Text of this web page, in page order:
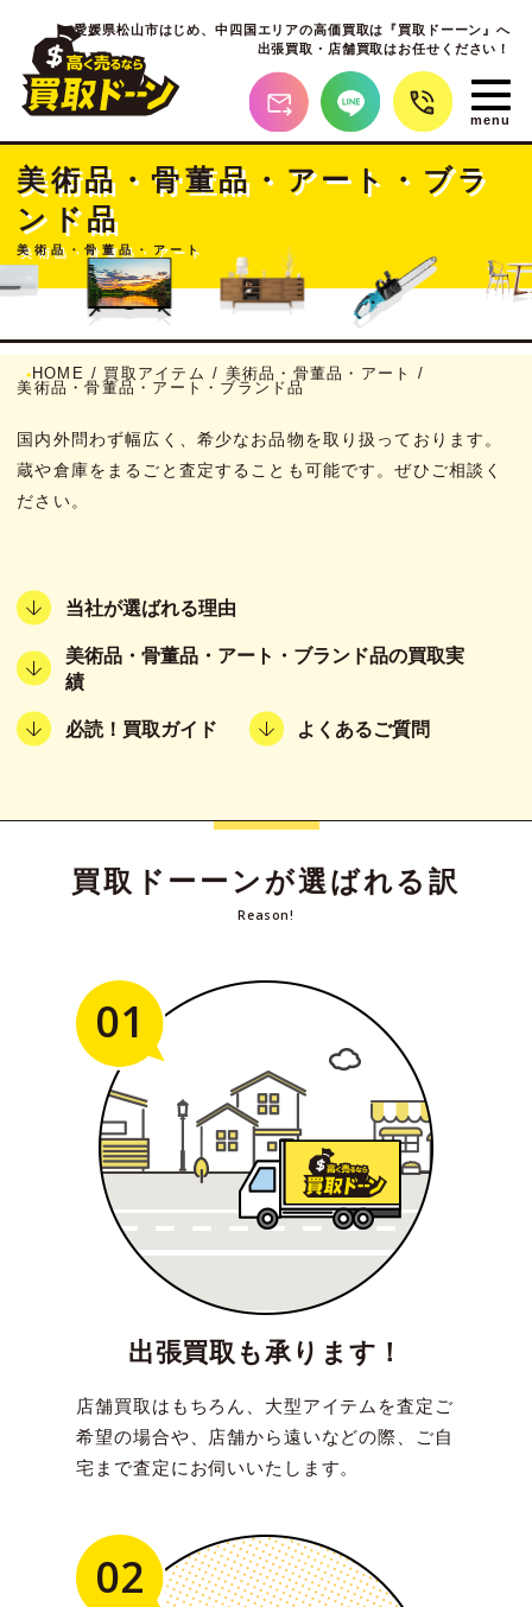
愛媛県松山市はじめ、中四国エリアの高価買取は『買取ドーーン』へ
出張買取・店舗買取はお任せください！
美術品・骨董品・アート・ブラ
ンド品
美術品・骨董品・アート
HOME / 買取アイテム / 美術品・骨董品・アート
/
美術品・骨董品・アート・ブランド品
国内外問わず幅広く、希少なお品物を取り扱っております。
蔵や倉庫をまるごと査定することも可能です。ぜひご相談く
ださい。
当社が選ばれる理由
美術品・骨董品・アート・ブランド品の買取実
績
必読！買取ガイド よくあるご質問
買取ドーーンが選ばれる訳
Reason!
01
出張買取も承ります！
店舗買取はもちろん、大型アイテムを査定ご
希望の場合や、店舗から遠いなどの際、ご自
宅まで査定にお伺いいたします。
02